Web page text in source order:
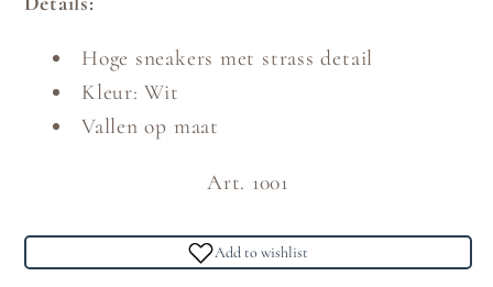
Hoge sneakers met strass detail
Kleur: Wit
Vallen op maat
Art. 1001
Add to wishlist